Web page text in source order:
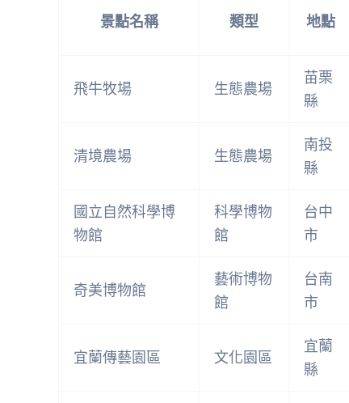
景點名稱 類型 地點
飛牛牧場 生態農場
苗栗
縣
清境農場 生態農場
南投
縣
國立自然科學博
物館
科學博物
館
台中
市
奇美博物館
藝術博物
館
台南
市
宜蘭傳藝園區 文化園區
宜蘭
縣